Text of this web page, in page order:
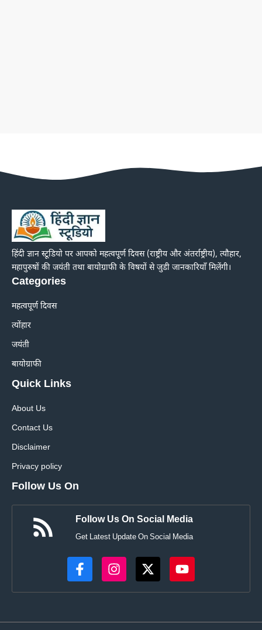
हिंदी ज्ञान स्टूडियो पर आपको महत्वपूर्ण दिवस (राष्ट्रीय और अंतर्राष्ट्रीय), त्यौहार,
महापुरुषों की जयंती तथा बायोग्राफी के विषयों से जुडी जानकारियाँ मिलेंगी।
Categories
महत्वपूर्ण दिवस
त्योंहार
जयंती
बायोग्राफी
Quick Links
About Us
Contact Us
Disclaimer
Privacy policy
Follow Us On
Follow Us On Social Media
Get Latest Update On Social Media